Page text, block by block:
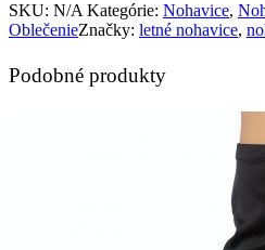
SKU: N/A Kategórie: Nohavice,
OblečenieZnačky: letné nohavice,
Podobné produkty